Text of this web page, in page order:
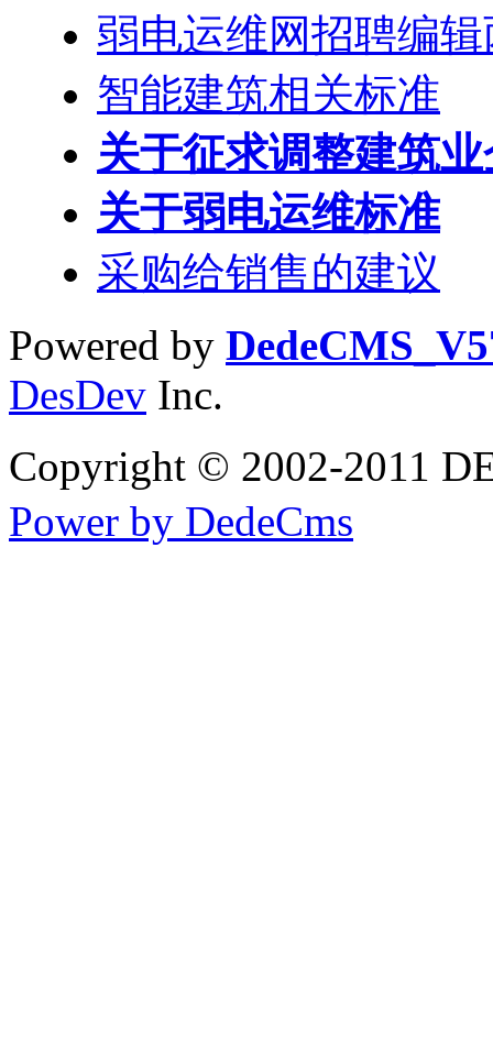
弱电运维网招聘编
智能建筑相关标准
关于征求调整建筑
关于弱电运维标准
采购给销售的建议
Powered by
DesDev Inc.
Copyright © 2002-2011
Power by DedeCms